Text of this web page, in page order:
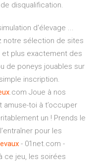
disqualification.
d'élevage ...
notre sélection de sites
et plus exactement des
de poneys jouables sur
inscription.
.com Joue à nos
amuse-toi à t’occuper
un ! Prends le
pour les
- 01net.com -
ce jeu, les soirées